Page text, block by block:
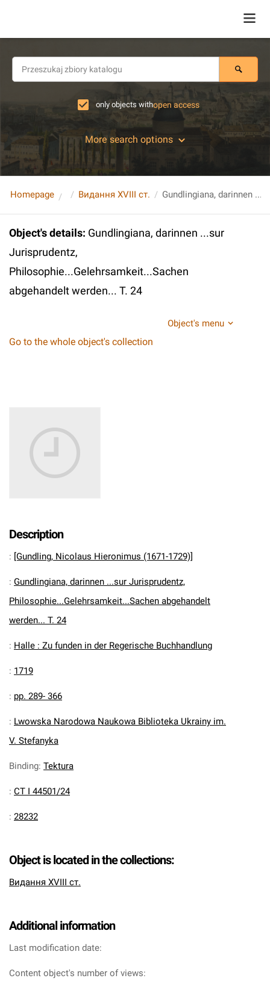
only objects withopen access
More search options
Homepage Видання XVIII ст.
Object's details: Gundlingiana, darinnen ...sur
Jurisprudentz,
Philosophie...Gelehrsamkeit...Sachen
abgehandelt werden... T. 24
Object's menu
Go to the whole object's collection
Description
: [Gundling, Nicolaus Hieronimus (1671-1729)]
: Gundlingiana, darinnen ...sur Jurisprudentz,
Philosophie...Gelehrsamkeit...Sachen abgehandelt
werden... T. 24
: Halle : Zu funden in der Regerische Buchhandlung
: 1719
: pp. 289- 366
: Lwowska Narodowa Naukowa Biblioteka Ukrainy im.
V. Stefanyka
Binding: Tektura
: CT I 44501/24
: 28232
Object is located in the collections:
Видання XVIII ст.
Additional information
Last modification date:
Content object's number of views: